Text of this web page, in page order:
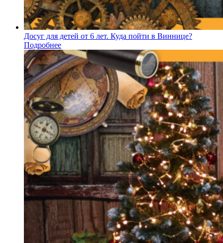
Досуг для детей от 6 лет. Куда пойти в Виннице?
Подробнее